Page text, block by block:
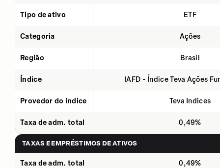
Tipo de ativo ETF
Categoria Ações
Região Brasil
Índice IAFD - Índice Teva Ações
Provedor do índice Teva Indices
Taxa de adm. total 0,49%
TAXAS E EMPRÉSTIMOS DE ATIVOS
Taxa de adm. total 0,49%